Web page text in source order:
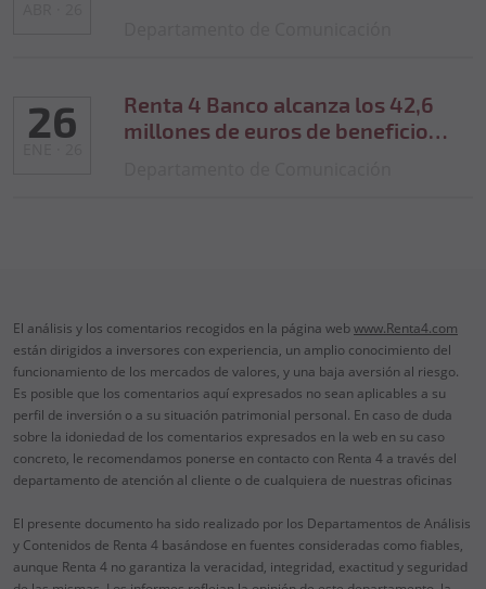
26
Renta 4 Banco alcanza los 42,6
millones de euros de beneficio
El análisis y los comentarios recogidos en la página webwww.Renta4.com
están dirigidos a inversores con experiencia, un amplio conocimiento del
funcionamiento de los mercados de valores, y una baja aversión al riesgo.
Es posible que los comentarios aquí expresados no sean aplicables a su
perfil de inversión o a su situación patrimonial personal. En caso de duda
sobre la idoniedad de los comentarios expresados en la web en su caso
concreto, le recomendamos ponerse en contacto con Renta 4 a través del
departamento de atención al cliente o de cualquiera de nuestras oficinas
El presente documento ha sido realizado por los Departamentos de Análisis
y Contenidos de Renta 4 basándose en fuentes consideradas como fiables,
aunque Renta 4 no garantiza la veracidad, integridad, exactitud y seguridad